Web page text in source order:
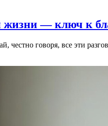
жизни — ключ к
честно говоря, все эти